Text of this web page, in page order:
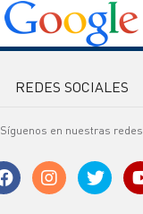
REDES SOCIALES
Síguenos en nuestras redes